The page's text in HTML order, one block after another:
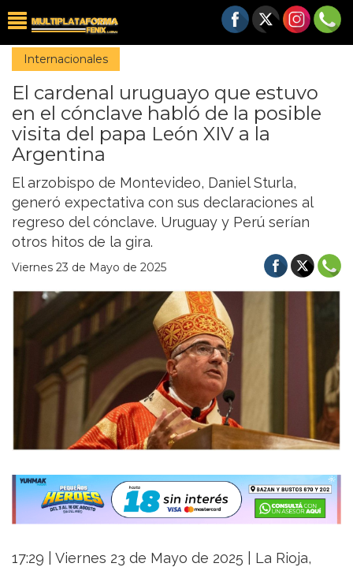
Internacionales
El cardenal uruguayo que estuvo
en el cónclave habló de la posible
visita del papa León XIV a la
Argentina
El arzobispo de Montevideo, Daniel Sturla,
generó expectativa con sus declaraciones al
regreso del cónclave. Uruguay y Perú serían
otros hitos de la gira.
Viernes 23 de Mayo de 2025
17:29 | Viernes 23 de Mayo de 2025 | La Rioja,